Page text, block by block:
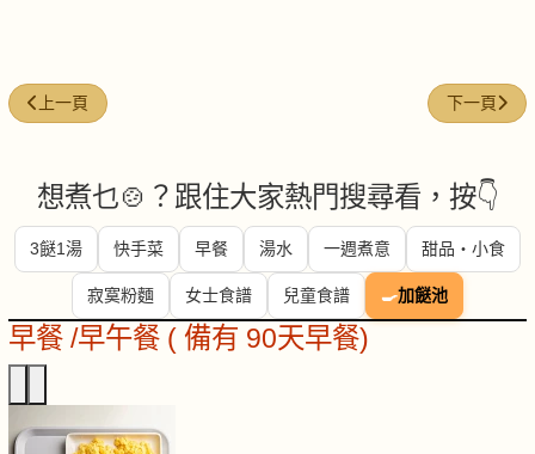
上一篇文章: 蕃茄湯底雞扒麵
上一頁 下一篇文章
下一頁
想煮乜🍲？跟住大家熱門搜尋看，按👇
3餸1湯 快手菜 早餐 湯水 一週煮意 甜品・小食
寂寞粉麵 女士食譜 兒童食譜 🍳加餸池
早餐 /早午餐 ( 備有 90天早餐)